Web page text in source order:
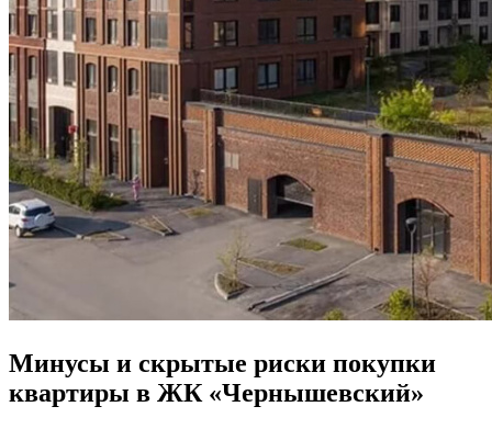
Минусы и скрытые риски покупки
квартиры в ЖК «Чернышевский»